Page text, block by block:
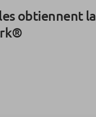
obtiennent la